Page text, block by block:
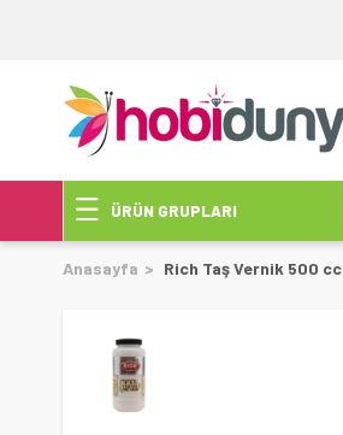
ÜRÜN GRUPLARI
Anasayfa Rich Taş Vernik 500 cc